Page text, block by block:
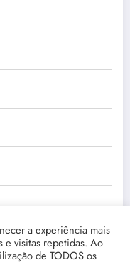
a experiência mais
e visitas repetidas. Ao
de TODOS os